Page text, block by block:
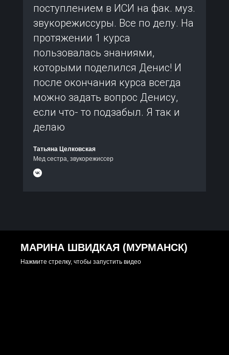
поступлением в ИСИ на фак. муз.
звукорежиссуры. Все по делу. На
протяжении 1 курса
пользовалась знаниями,
которыми поделился Денис! И
после окончания курса всегда
можно задать вопрос Денису,
если что- то подзабыл. Я так и
делаю
Татьяна Целковская
Мед сестра, звукорежиссер
МАРИНА ШВИДКАЯ (МУРМАНСК)
Нажмите стрелку, чтобы запустить видео